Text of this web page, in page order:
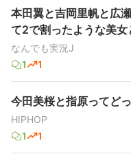
本田翼と吉岡里帆と広
て2で割ったような美
なんでも実況J
1
1
今田美桜と指原ってど
HIPHOP
1
1